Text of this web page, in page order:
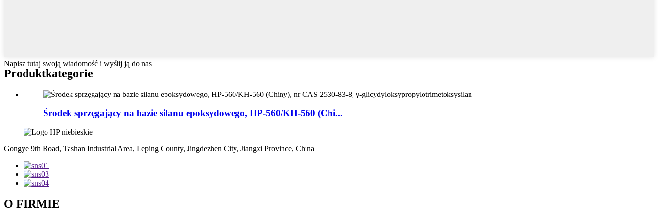
Napisz tutaj swoją wiadomość i wyślij ją do nas
Produktkategorie
Środek sprzęgający na bazie silanu epoksydowego, HP-560/KH-560 (Chi...
Gongye 9th Road, Tashan Industrial Area, Leping County, Jingdezhen City, Jiangxi Province, China
O FIRMIE